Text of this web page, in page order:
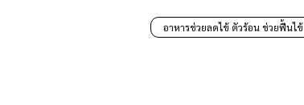
อาหารช่วยลดไข้ ตัวร้อน ช่วยฟื้นไข้